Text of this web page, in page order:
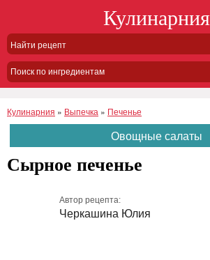
Кулинарния
Поиск по ингредиентам
Кулинарния » Выпечка » Печенье
Овощные салаты
Сырное печенье
Автор рецепта:
Черкашина Юлия